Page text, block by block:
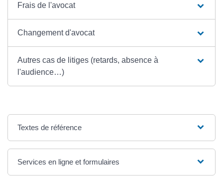
Frais de l'avocat
Changement d'avocat
Autres cas de litiges (retards, absence à
l'audience…)
Textes de référence
Services en ligne et formulaires